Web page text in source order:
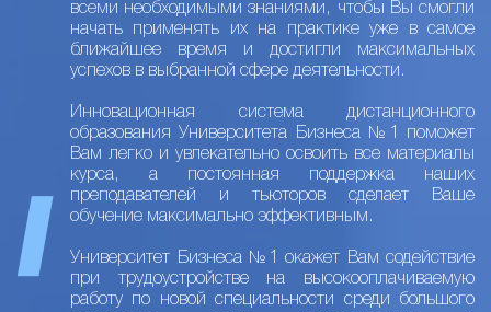
всеми необходимыми знаниями, чтобы Вы смогли
начать применять их на практике уже в самое
ближайшее время и достигли максимальных
успехов в выбранной сфере деятельности.
Инновационная система дистанционного
образования Университета Бизнеса №1 поможет
Вам легко и увлекательно освоить все материалы
курса, а постоянная поддержка наших
преподавателей и тьюторов сделает Ваше
обучение максимально эффективным.
Университет Бизнеса №1 окажет Вам содействие
при трудоустройстве на высокооплачиваемую
работу по новой специальности среди большого